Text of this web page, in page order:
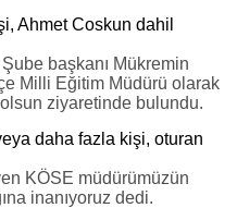
başkanı Mükremin
Milli Eğitim Müdürü olarak
olsun ziyaretinde bulundu.
KÖSE müdürümüzün
inanıyoruz dedi.